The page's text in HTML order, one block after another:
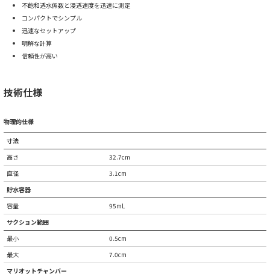
不飽和透水係数と浸透速度を迅速に測定
コンパクトでシンプル
迅速なセットアップ
明解な計算
信頼性が高い
技術仕様
物理的仕様
寸法
高さ
32.7cm
直径
3.1cm
貯水容器
容量
95mL
サクション範囲
最小
0.5cm
最大
7.0cm
マリオットチャンバー